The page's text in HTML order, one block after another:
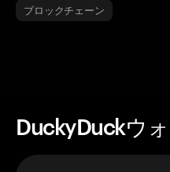
ブロックチェーン
DuckyDuckウ